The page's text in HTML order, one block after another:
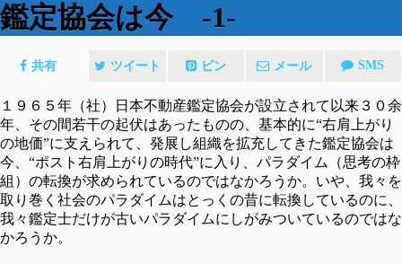
鑑定協会は今 -1-
共有 ツイート ピン メール SMS
１９６５年（社）日本不動産鑑定協会が設立されて以来３０余
年、その間若干の起伏はあったものの、基本的に“右肩上がり
の地価”に支えられて、発展し組織を拡充してきた鑑定協会は
今、“ポスト右肩上がりの時代”に入り、パラダイム（思考の枠
組）の転換が求められているのではなかろうか。いや、我々を
取り巻く社会のパラダイムはとっくの昔に転換しているのに、
我々鑑定士だけが古いパラダイムにしがみついているのではな
かろうか。